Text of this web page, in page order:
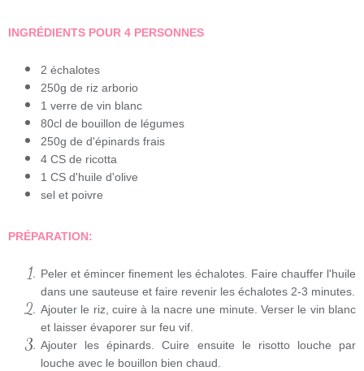
INGRÉDIENTS POUR 4 PERSONNES
2 échalotes
250g de riz arborio
1 verre de vin blanc
80cl de bouillon de légumes
250g de d'épinards frais
4 CS de ricotta
1 CS d'huile d'olive
sel et poivre
PRÉPARATION:
Peler et émincer finement les échalotes. Faire chauffer l'huile
dans une sauteuse et faire revenir les échalotes 2-3 minutes.
Ajouter le riz, cuire à la nacre une minute. Verser le vin blanc
et laisser évaporer sur feu vif.
Ajouter les épinards. Cuire ensuite le risotto louche par
louche avec le bouillon bien chaud.